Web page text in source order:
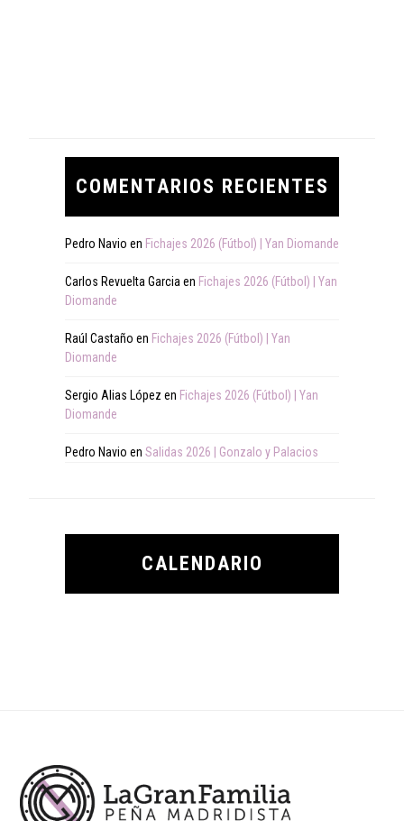
COMENTARIOS RECIENTES
Pedro Navio en Fichajes 2026 (Fútbol) | Yan Diomande
Carlos Revuelta Garcia en Fichajes 2026 (Fútbol) | Yan
Diomande
Raúl Castaño en Fichajes 2026 (Fútbol) | Yan
Diomande
Sergio Alias López en Fichajes 2026 (Fútbol) | Yan
Diomande
Pedro Navio en Salidas 2026 | Gonzalo y Palacios
CALENDARIO